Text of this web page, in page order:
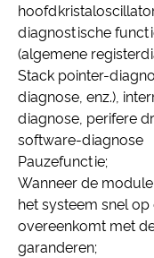
diagnostische
(algemene
Stack pointer-
diagnose, enz.),
diagnose, perifere
software-diagnose
Pauzefunctie;
Wanneer de
het systeem snel
overeenkomt met
garanderen;